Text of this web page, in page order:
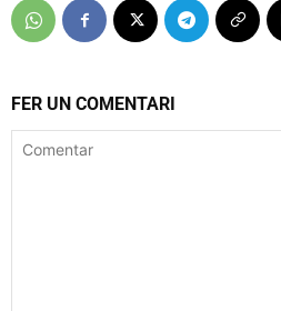
FER UN COMENTARI